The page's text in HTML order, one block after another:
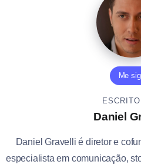
Me
Daniel
Daniel Gravelli é diretor e
especialista em comunicação,